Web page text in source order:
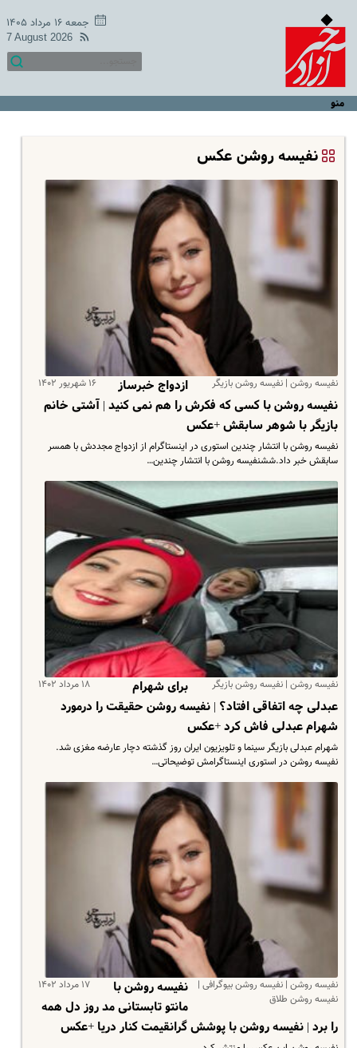
جمعه ۱۶ مرداد ۱۴۰۵
7 August 2026
منو
نفیسه روشن عکس
نفیسه روشن | نفیسه روشن بازیگر ۱۶ شهریور ۱۴۰۲
ازدواج خبرساز
نفیسه روشن با کسی که فکرش را هم نمی کنید | آشتی خانم
بازیگر با شوهر سابقش +عکس
نفیسه روشن با انتشار چندین استوری در اینستاگرام از ازدواج مجددش با همسر
سابقش خبر داد.ششنفیسه روشن با انتشار چندین…
نفیسه روشن | نفیسه روشن بازیگر ۱۸ مرداد ۱۴۰۲
برای شهرام
عبدلی چه اتفاقی افتاد؟ | نفیسه روشن حقیقت را درمورد
شهرام عبدلی فاش کرد +عکس
شهرام عبدلی بازیگر سینما و تلویزیون ایران روز گذشته دچار عارضه مغزی شد.
نفیسه روشن در استوری اینستاگرامش توضیحاتی…
نفیسه روشن | نفیسه روشن بیوگرافی |
نفیسه روشن طلاق
۱۷ مرداد ۱۴۰۲
نفیسه روشن با
مانتو تابستانی مد روز دل همه
را برد | نفیسه روشن با پوشش گرانقیمت کنار دریا +عکس